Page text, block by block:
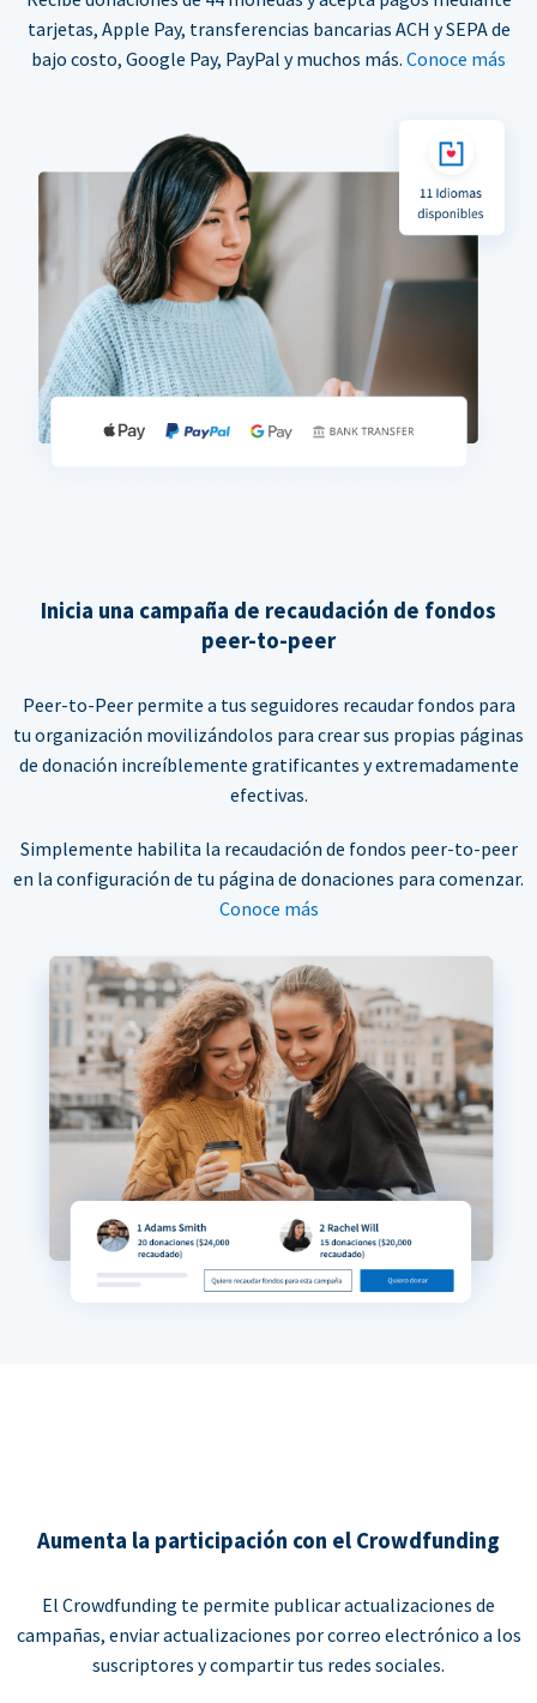
tarjetas, Apple Pay, transferencias bancarias ACH y SEPA de
bajo costo, Google Pay, PayPal y muchos más. Conoce más
Inicia una campaña de recaudación de fondos
peer-to-peer
Peer-to-Peer permite a tus seguidores recaudar fondos para
tu organización movilizándolos para crear sus propias páginas
de donación increíblemente gratificantes y extremadamente
efectivas.
Simplemente habilita la recaudación de fondos peer-to-peer
en la configuración de tu página de donaciones para comenzar.
Conoce más
Aumenta la participación con el Crowdfunding
El Crowdfunding te permite publicar actualizaciones de
campañas, enviar actualizaciones por correo electrónico a los
suscriptores y compartir tus redes sociales.